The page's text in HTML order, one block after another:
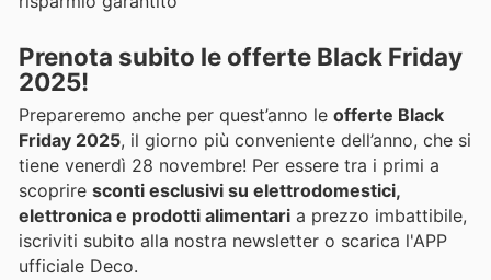
Prenota subito le offerte Black Friday
2025!
Prepareremo anche per quest’anno le offerte Black
Friday 2025, il giorno più conveniente dell’anno, che si
tiene venerdì 28 novembre! Per essere tra i primi a
scoprire sconti esclusivi su elettrodomestici,
elettronica e prodotti alimentari a prezzo imbattibile,
iscriviti subito alla nostra newsletter o scarica l'APP
ufficiale Deco.